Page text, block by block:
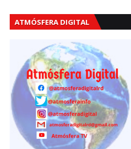
ATMÓSFERA DIGITAL